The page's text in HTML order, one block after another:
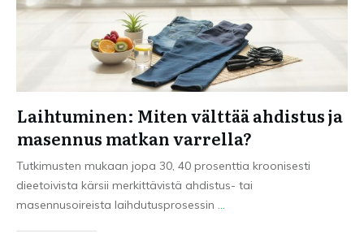
Laihtuminen: Miten välttää ahdistus ja
masennus matkan varrella?
Tutkimusten mukaan jopa 30, 40 prosenttia kroonisesti
dieetoivista kärsii merkittävistä ahdistus- tai
masennusoireista laihdutusprosessin ...